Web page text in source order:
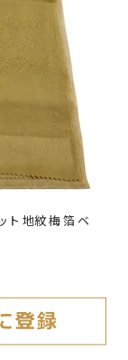
ト 地紋 梅 箔 ベ